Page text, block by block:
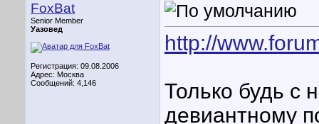
FoxBat
Senior Member
Уазовед
Регистрация: 09.08.2006
Адрес: Москва
Сообщений: 4,146
http://
Только будь с
девиантному